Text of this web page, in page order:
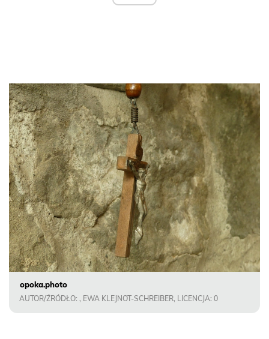
opoka.photo
AUTOR/ŹRÓDŁO: , EWA KLEJNOT-SCHREIBER, LICENCJA: 0